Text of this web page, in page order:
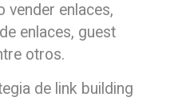
vender enlaces,
enlaces, guest
otros.
de link building